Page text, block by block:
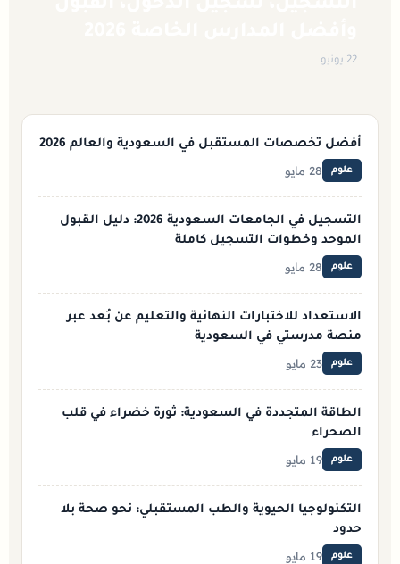
22 يونيو
أفضل تخصصات المستقبل في السعودية والعالم 2026
علوم 28 مايو
التسجيل في الجامعات السعودية 2026: دليل القبول
الموحد وخطوات التسجيل كاملة
علوم 28 مايو
الاستعداد للاختبارات النهائية والتعليم عن بُعد عبر
منصة مدرستي في السعودية
علوم 23 مايو
الطاقة المتجددة في السعودية: ثورة خضراء في قلب
الصحراء
علوم 19 مايو
التكنولوجيا الحيوية والطب المستقبلي: نحو صحة بلا
حدود
علوم 19 مايو